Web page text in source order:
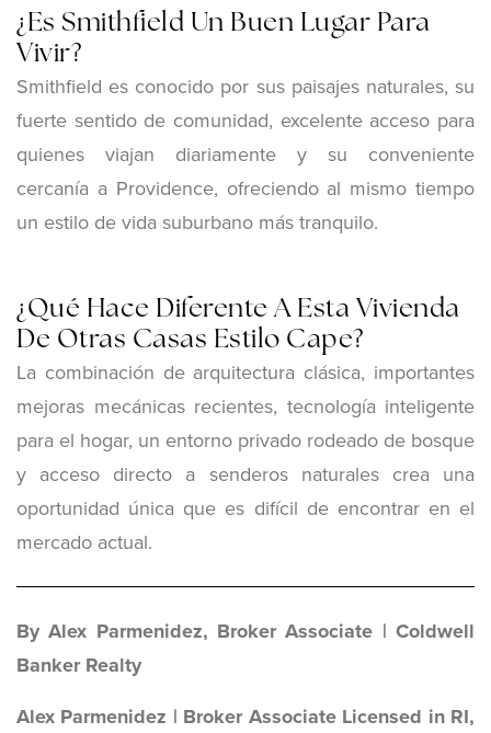
¿Es Smithfield Un Buen Lugar Para
Vivir?
Smithfield es conocido por sus paisajes naturales, su
fuerte sentido de comunidad, excelente acceso para
quienes viajan diariamente y su conveniente
cercanía a Providence, ofreciendo al mismo tiempo
un estilo de vida suburbano más tranquilo.
¿Qué Hace Diferente A Esta Vivienda
De Otras Casas Estilo Cape?
La combinación de arquitectura clásica, importantes
mejoras mecánicas recientes, tecnología inteligente
para el hogar, un entorno privado rodeado de bosque
y acceso directo a senderos naturales crea una
oportunidad única que es difícil de encontrar en el
mercado actual.
By Alex Parmenidez, Broker Associate | Coldwell
Banker Realty
Alex Parmenidez | Broker Associate Licensed in RI,